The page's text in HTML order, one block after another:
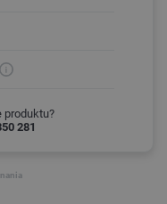
produktu?
281